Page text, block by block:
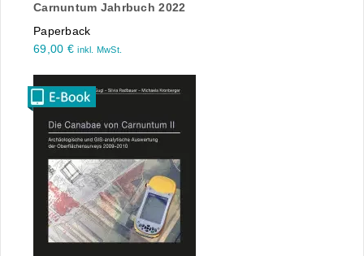
Carnuntum Jahrbuch 2022
Paperback
69,00 € inkl. MwSt.